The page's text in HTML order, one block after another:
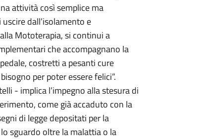
attività così semplice ma
dall’isolamento e
Mototerapia, si continui a
che accompagnano la
costretti a pesanti cure
per poter essere felici”.
- implica l’impegno alla stesura di
come già accaduto con la
di legge depositati per la
sguardo oltre la malattia o la